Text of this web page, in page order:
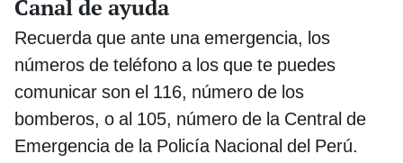
Canal de ayuda
Recuerda que ante una emergencia, los
números de teléfono a los que te puedes
comunicar son el 116, número de los
bomberos, o al 105, número de la Central de
Emergencia de la Policía Nacional del Perú.